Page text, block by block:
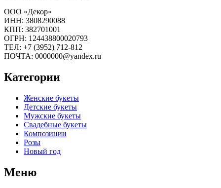
ООО «Декор»
ИНН: 3808290088
КПП: 382701001
ОГРН: 124438800020793
ТЕЛ: +7 (3952) 712-812
ПОЧТА: 0000000@yandex.ru
Категории
Женские букеты
Детские букеты
Мужские букеты
Свадебные букеты
Композиции
Розы
Новый год
Меню